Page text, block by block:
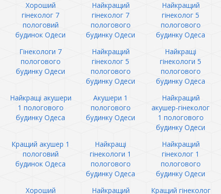
Хороший
гінеколог 7
пологовий
будинок Одеси
Найкращий
гінеколог 7
пологового
будинку Одеси
Найкращий
гінеколог 5
пологового
будинку Одеса
Гінекологи 7
пологового
будинку Одеси
Найкращий
гінеколог 5
пологового
будинку Одеси
Найкращі
гінекологи 5
пологового
будинку Одеса
Найкращі акушери
1 пологового
будинку Одеса
Акушери 1
пологового
будинку Одеси
Найкращий
акушер-гінеколог
1 пологового
будинку Одеси
Кращий акушер 1
пологовий
будинок Одеса
Найкращі
гінекологи 1
пологового
будинку Одеса
Найкращий
гінеколог 1
пологового
будинку Одеси
Хороший
Найкращий
Кращий гінеколог